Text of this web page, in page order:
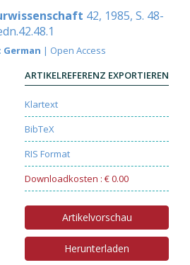
42, 1985, S. 48-
German | Open Access
ARTIKELREFERENZ EXPORTIEREN
Klartext
BibTeX
RIS Format
Downloadkosten : € 0.00
Artikelvorschau
Herunterladen